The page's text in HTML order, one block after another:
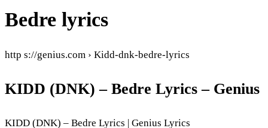
Bedre lyrics
http s://genius.com › Kidd-dnk-bedre-lyrics
KIDD (DNK) – Bedre Lyrics – Genius
KIDD (DNK) – Bedre Lyrics | Genius Lyrics